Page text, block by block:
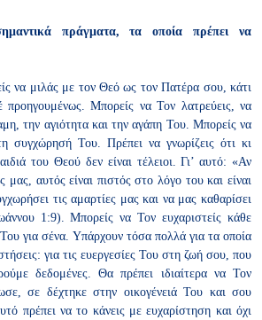
πράγματα, τα οποία πρέπει να
να μιλάς με τον Θεό ως τον Πατέρα σου, κάτι
προηγουμένως. Μπορείς να Τον λατρεύεις, να
την αγιότητα και την αγάπη Του. Μπορείς να
συγχώρησή Του. Πρέπει να γνωρίζεις ότι κι
του Θεού δεν είναι τέλειοι. Γι’ αυτό: «Αν
μας, αυτός είναι πιστός στο λόγο τουκαι είναι
τις αμαρτίες μας και να μας καθαρίσει
1:9). Μπορείς να Τον ευχαριστείς κάθε
για σένα. Υπάρχουν τόσα πολλά για τα οποία
για τις ευεργεσίες Του στη ζωή σου, που
δεδομένες. Θα πρέπει ιδιαίτερα να Τον
σε δέχτηκε στην οικογένειά Του και σου
πρέπει να το κάνεις με ευχαρίστηση και όχι